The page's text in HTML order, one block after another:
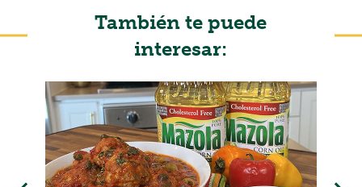
También te puede
interesar: